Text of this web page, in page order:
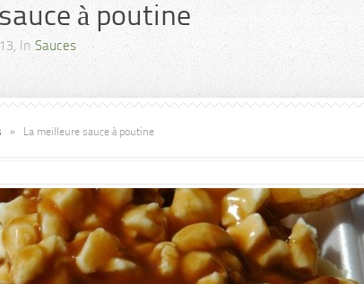
à poutine
InSauces
» La meilleure sauce à poutine